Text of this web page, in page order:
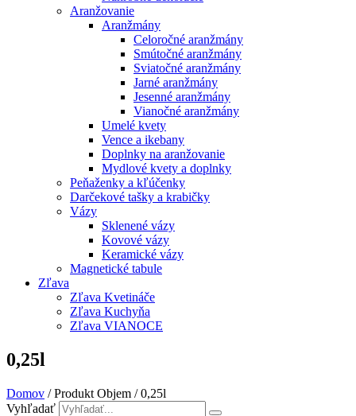
Aranžovanie
Aranžmány
Celoročné aranžmány
Smútočné aranžmány
Sviatočné aranžmány
Jarné aranžmány
Jesenné aranžmány
Vianočné aranžmány
Umelé kvety
Vence a ikebany
Doplnky na aranžovanie
Mydlové kvety a doplnky
Peňaženky a kľúčenky
Darčekové tašky a krabičky
Vázy
Sklenené vázy
Kovové vázy
Keramické vázy
Magnetické tabule
Zľava
Zľava Kvetináče
Zľava Kuchyňa
Zľava VIANOCE
0,25l
Domov / Produkt Objem / 0,25l
Vyhľadať